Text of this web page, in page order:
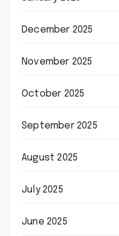
December 2025
November 2025
October 2025
September 2025
August 2025
July 2025
June 2025